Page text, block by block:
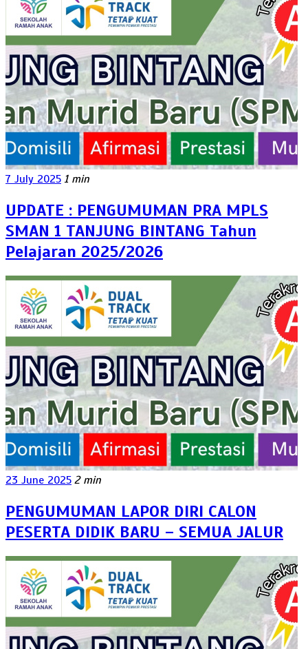
7 July 2025 1 min
UPDATE : PENGUMUMAN PRA MPLS
SMAN 1 TANJUNG BINTANG Tahun
Pelajaran 2025/2026
23 June 2025 2 min
PENGUMUMAN LAPOR DIRI CALON
PESERTA DIDIK BARU – SEMUA JALUR